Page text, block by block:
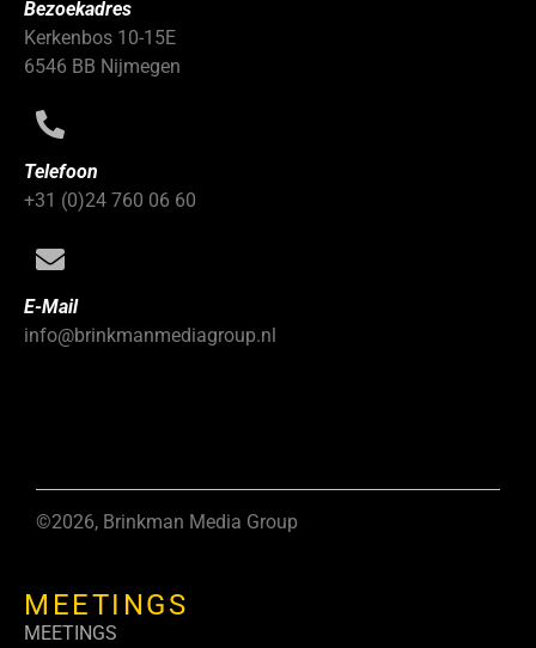
Bezoekadres
Kerkenbos 10-15E
6546 BB Nijmegen
Telefoon
+31 (0)24 760 06 60
E-Mail
info@brinkmanmediagroup.nl
©2026, Brinkman Media Group
MEETINGS
MEETINGS